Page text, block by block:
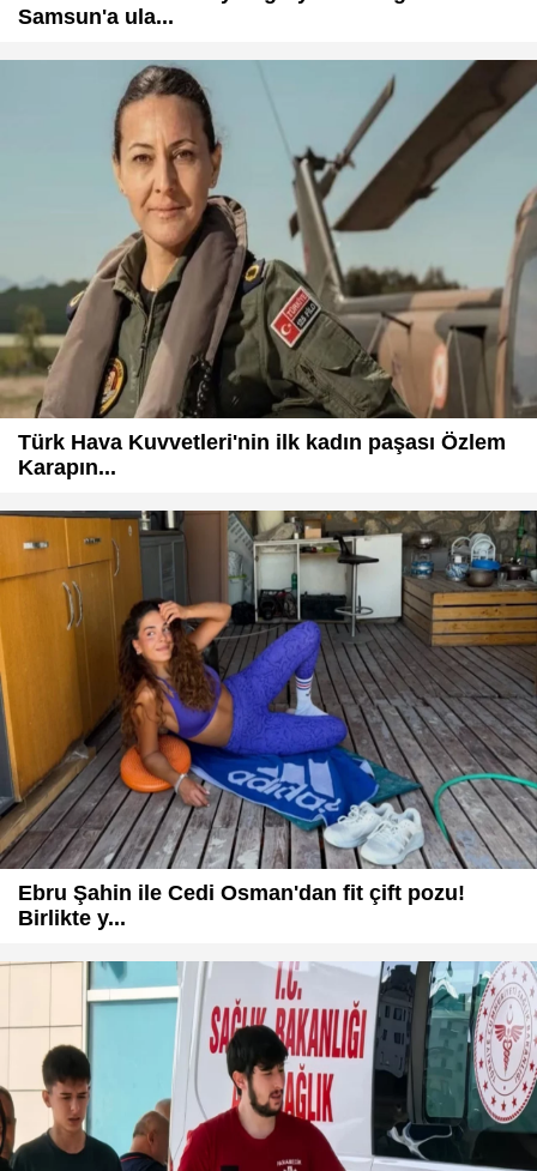
Samsun'a ula...
Türk Hava Kuvvetleri'nin ilk kadın paşası Özlem
Karapın...
Ebru Şahin ile Cedi Osman'dan fit çift pozu!
Birlikte y...